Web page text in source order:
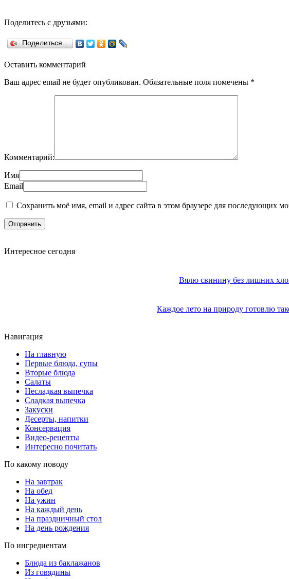
Поделитесь с друзьями:
Поделиться…
Оставить комментарий
Ваш адрес email не будет опубликован. Обязательные поля помечены *
Комментарий:
Имя
Email
Сохранить моё имя, email и адрес сайта в этом браузере для последующих
Интересное сегодня
Вялю свинину без лишних
Каждое лето на природу готовлю
Навигация
На главную
Первые блюда, супы
Вторые блюда
Салаты
Несладкая выпечка
Сладкая выпечка
Закуски
Десерты, напитки
Консервация
Видео-рецепты
Интересно почитать
По какому поводу
На завтрак
На обед
На ужин
На каждый день
На праздничный стол
На день рождения
По ингредиентам
Блюда из баклажанов
Из говядины